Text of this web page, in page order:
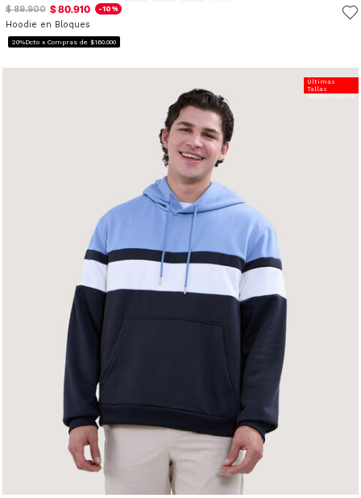
$ 89.900 $ 80.910 -10%
Hoodie en Bloques
20%Dcto x Compras de $160.000
Últimas
Tallas
20%Dcto Extra